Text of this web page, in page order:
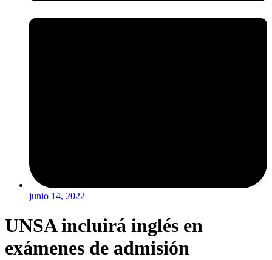
junio 14, 2022
UNSA incluirá inglés en
exámenes de admisión